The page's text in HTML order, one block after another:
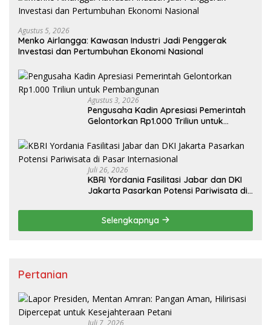
Agustus 5, 2026
Menko Airlangga: Kawasan Industri Jadi Penggerak
Investasi dan Pertumbuhan Ekonomi Nasional
Agustus 3, 2026
Pengusaha Kadin Apresiasi Pemerintah
Gelontorkan Rp1.000 Triliun untuk
Juli 26, 2026
KBRI Yordania Fasilitasi Jabar dan DKI
Jakarta Pasarkan Potensi Pariwisata di
Selengkapnya
Pertanian
Juli 7, 2026